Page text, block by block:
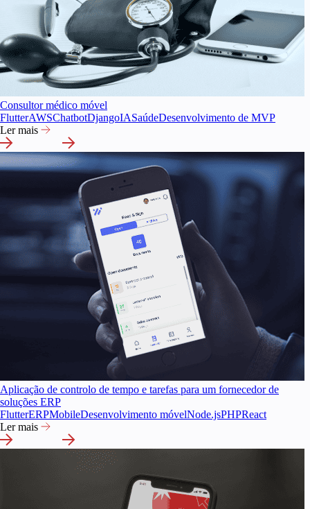
Consultor médico móvel
FlutterAWSChatbotDjangoIASaúdeDesenvolvimento de MVP
Ler mais
Aplicação de controlo de tempo e tarefas para um fornecedor de
soluções ERP
FlutterERPMobileDesenvolvimento móvelNode.jsPHPReact
Ler mais